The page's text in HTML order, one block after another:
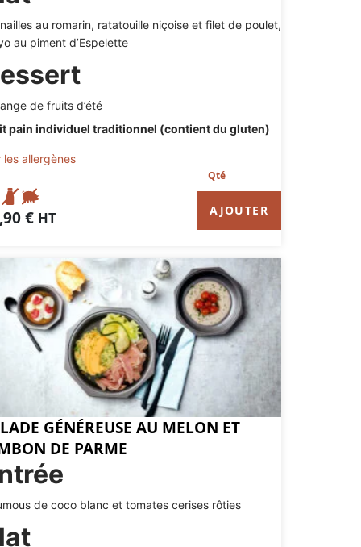
au romarin, ratatouille niçoise et filet de poulet,
au piment d’Espelette
de fruits d’été
pain individuel traditionnel (contient du gluten)
les allergènes
€ HT AJOUTER
GÉNÉREUSE AU MELON ET
DE PARME
de coco blanc et tomates cerises rôties